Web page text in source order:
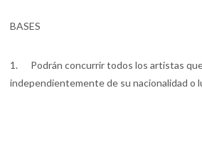
BASES
1. Podrán concurrir todos los artistas
independientemente de su nacionalidad o